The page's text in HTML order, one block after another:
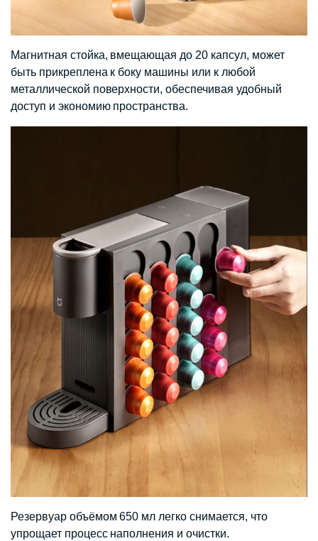
Магнитная стойка, вмещающая до 20 капсул, может
быть прикреплена к боку машины или к любой
металлической поверхности, обеспечивая удобный
доступ и экономию пространства.
Резервуар объёмом 650 мл легко снимается, что
упрощает процесс наполнения и очистки.​